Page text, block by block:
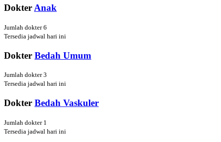
Dokter Anak
Jumlah dokter 6
Tersedia jadwal hari ini
Dokter Bedah Umum
Jumlah dokter 3
Tersedia jadwal hari ini
Dokter Bedah Vaskuler
Jumlah dokter 1
Tersedia jadwal hari ini